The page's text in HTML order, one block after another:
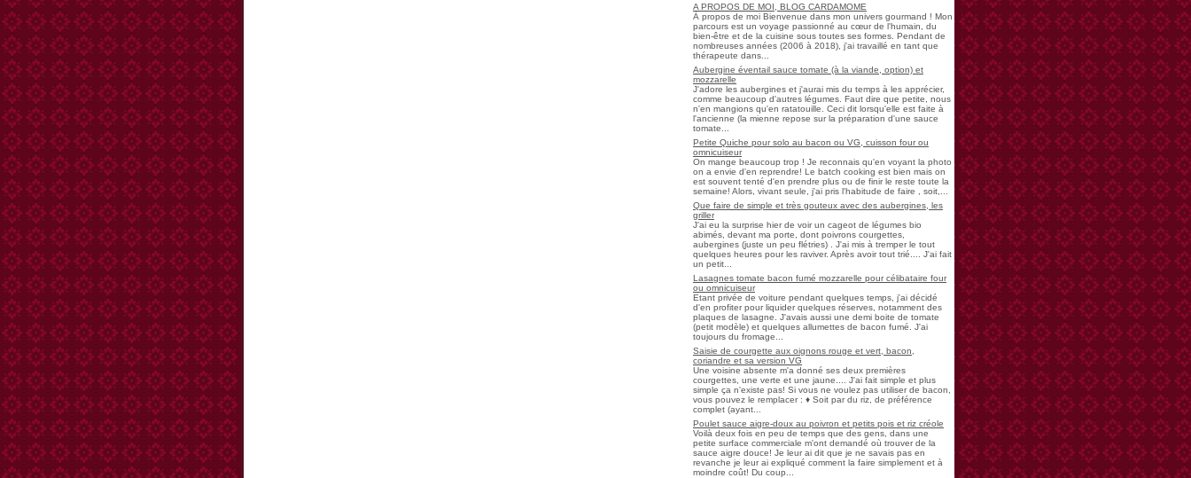
A PROPOS DE MOI, BLOG CARDAMOME
À propos de moi Bienvenue dans mon univers gourmand ! Mon
parcours est un voyage passionné au cœur de l'humain, du
bien-être et de la cuisine sous toutes ses formes. Pendant de
nombreuses années (2006 à 2018), j'ai travaillé en tant que
thérapeute dans...
Aubergine éventail sauce tomate (à la viande, option) et
mozzarelle
J'adore les aubergines et j'aurai mis du temps à les apprécier,
comme beaucoup d'autres légumes. Faut dire que petite, nous
n'en mangions qu'en ratatouille. Ceci dit lorsqu'elle est faite à
l'ancienne (la mienne repose sur la préparation d'une sauce
tomate...
Petite Quiche pour solo au bacon ou VG, cuisson four ou
omnicuiseur
On mange beaucoup trop ! Je reconnais qu'en voyant la photo
on a envie d'en reprendre! Le batch cooking est bien mais on
est souvent tenté d'en prendre plus ou de finir le reste toute la
semaine! Alors, vivant seule, j'ai pris l'habitude de faire , soit,...
Que faire de simple et très gouteux avec des aubergines, les
griller
J'ai eu la surprise hier de voir un cageot de légumes bio
abimés, devant ma porte, dont poivrons courgettes,
aubergines (juste un peu flétries) . J'ai mis à tremper le tout
quelques heures pour les raviver. Après avoir tout trié.... J'ai fait
un petit...
Lasagnes tomate bacon fumé mozzarelle pour célibataire four
ou omnicuiseur
Etant privée de voiture pendant quelques temps, j'ai décidé
d'en profiter pour liquider quelques réserves, notamment des
plaques de lasagne. J'avais aussi une demi boite de tomate
(petit modèle) et quelques allumettes de bacon fumé. J'ai
toujours du fromage...
Saisie de courgette aux oignons rouge et vert, bacon,
coriandre et sa version VG
Une voisine absente m'a donné ses deux premières
courgettes, une verte et une jaune.... J'ai fait simple et plus
simple ça n'existe pas! Si vous ne voulez pas utiliser de bacon,
vous pouvez le remplacer : ♦ Soit par du riz, de préférence
complet (ayant...
Poulet sauce aigre-doux au poivron et petits pois et riz créole
Voilà deux fois en peu de temps que des gens, dans une
petite surface commerciale m'ont demandé où trouver de la
sauce aigre douce! Je leur ai dit que je ne savais pas en
revanche je leur ai expliqué comment la faire simplement et à
moindre coût! Du coup...